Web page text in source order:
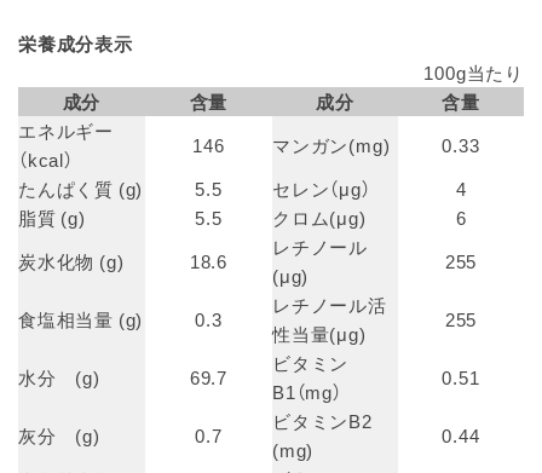
栄養成分表示
100g当たり
成分
含量 成分
含量
エネルギー
（kcal）
146 マンガン(mg)
0.33
たんぱく質 (g)
5.5 セレン（μg）
4
脂質 (g)
5.5 クロム(μg)
6
炭水化物 (g)
18.6
レチノール
(μg)
255
食塩相当量 (g) 0.3
レチノール活
性当量(μg)
255
水分 (g) 69.7
ビタミン
B1（mg）
0.51
灰分 (g) 0.7
ビタミンB2
(mg)
0.44